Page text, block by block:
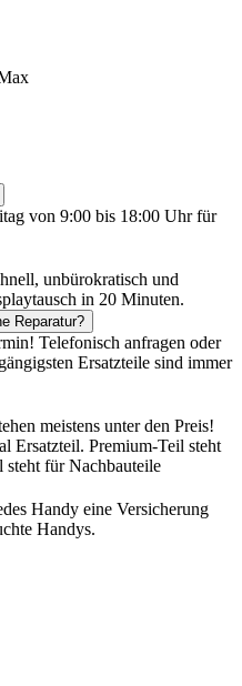
von 9:00 bis 18:00 Uhr für
unbürokratisch und
in 20 Minuten.
Reparatur?
Telefonisch anfragen oder
Ersatzteile sind immer
meistens unter den Preis!
Ersatzteil. Premium-Teil steht
für Nachbauteile
Handy eine Versicherung
Handys.